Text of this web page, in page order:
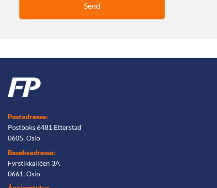
Postadresse:
Postboks 6481 Etterstad
0605, Oslo
Besøksadresse:
Fyrstikkalléen 3A
0661, Oslo